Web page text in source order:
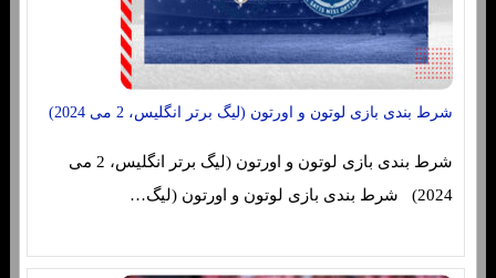
شرط بندی بازی لوتون و اورتون (لیگ برتر انگلیس، 2 می 2024)
شرط بندی بازی لوتون و اورتون (لیگ برتر انگلیس، 2 می
2024) شرط بندی بازی لوتون و اورتون (لیگ…